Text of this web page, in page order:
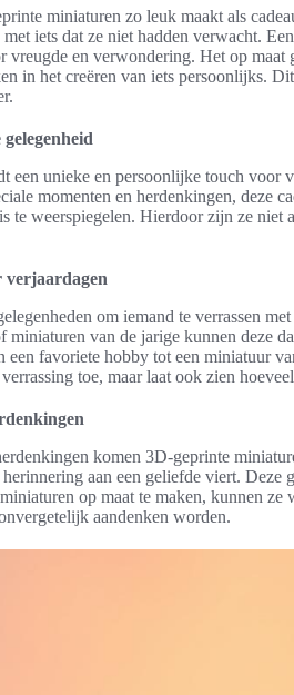
miniaturen zo leuk maakt als
iets dat ze niet hadden verwacht.
vreugde en verwondering. Het op maat
in het creëren van iets persoonlijks.
een unieke en persoonlijke touch voor
momenten en herdenkingen, deze
te weerspiegelen. Hierdoor zijn ze niet
verjaardagen
om iemand te verrassen
miniaturen van de jarige kunnen deze
een favoriete hobby tot een miniatuur
toe, maar laat ook zien
komen 3D-geprinte
aan een geliefde viert. Deze
op maat te maken, kunnen
aandenken worden.